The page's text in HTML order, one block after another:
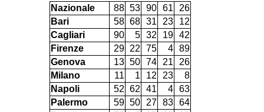
Nazionale
88 53 90 61
26
Bari
58 68 31 23
12
Cagliari
90 5 32 19 42
Firenze
29 22 75 4 89
Genova
13 50 74 21
26
Milano
11 1 12 23
8
Napoli
52 62 41 4 63
Palermo
59 50 27 83 64